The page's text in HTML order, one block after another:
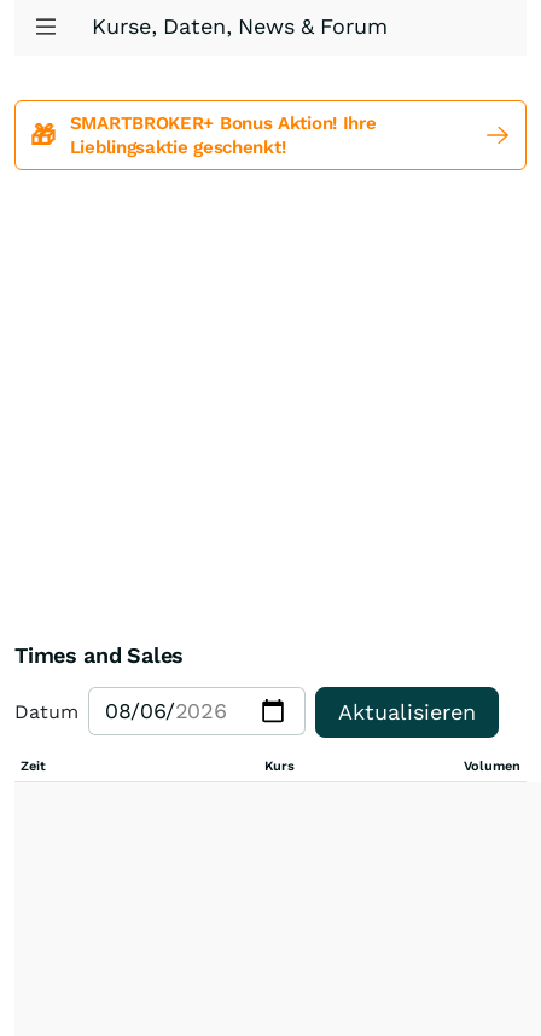
Kurse, Daten, News & Forum
🎁
SMARTBROKER+ Bonus Aktion! Ihre
Lieblingsaktie geschenkt!
Times and Sales
Datum Aktualisieren
Zeit Kurs Volumen